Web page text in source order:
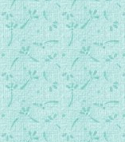
031.常年
032.常年
033.常年
034.常年
035.常年